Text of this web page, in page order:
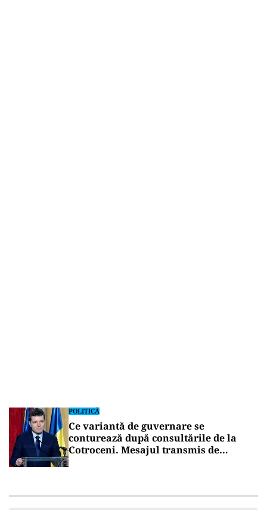
POLITICĂ
Ce variantă de guvernare se
conturează după consultările de la
Cotroceni. Mesajul transmis de